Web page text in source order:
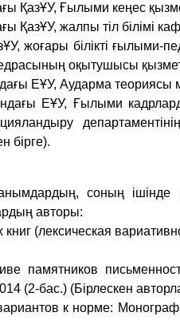
ҚазҰУ, Ғылыми кеңес
ҚазҰУ, жалпы тіл білімі
жоғары білікті ғылыми-
оқытушысы
ЕҰУ, Аударма теориясы
ЕҰУ, Ғылыми
бірге).
соның
авторы:
(лексическая
памятников
(2-бас.) (Бірлескен
к норме: